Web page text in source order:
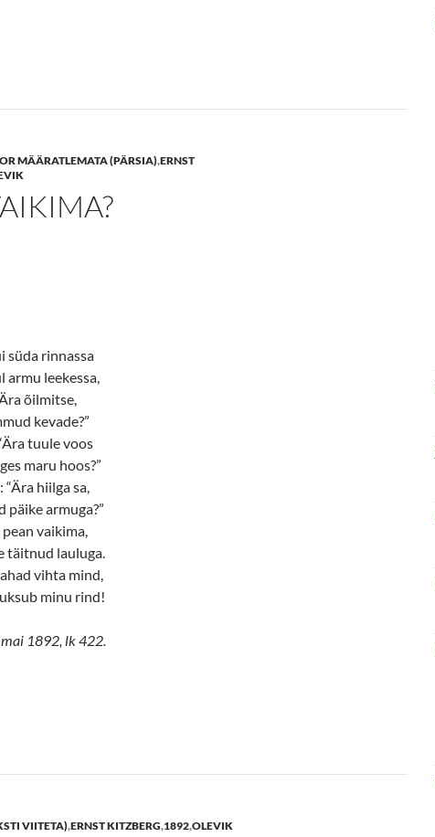
MÄÄRATLEMATA (PÄRSIA),ERNST
süda rinnassa
armu leekessa,
õilmitse,
kevade?”
tuule voos
maru hoos?”
hiilga sa,
päike armuga?”
vaikima,
täitnud lauluga.
vihta mind,
minu rind!
1892, lk 422.
VIITETA),ERNST KITZBERG,1892,OLEVIK